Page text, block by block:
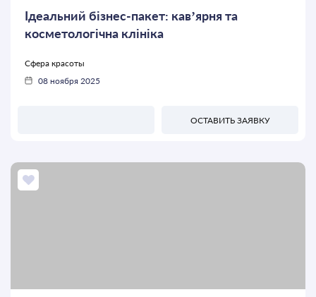
Ідеальний бізнес-пакет: кавʼярня та
косметологічна клініка
Сфера красоты
08 ноября 2025
ОСТАВИТЬ ЗАЯВКУ